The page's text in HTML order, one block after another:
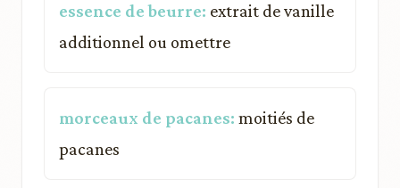
essence de beurre: extrait de vanille
additionnel ou omettre
morceaux de pacanes: moitiés de
pacanes